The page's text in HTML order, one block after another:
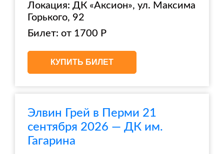
Локация: ДК «Аксион», ул. Максима
Горького, 92
Билет: от 1700 Р
КУПИТЬ БИЛЕТ
Элвин Грей в Перми 21
сентября 2026 — ДК им.
Гагарина